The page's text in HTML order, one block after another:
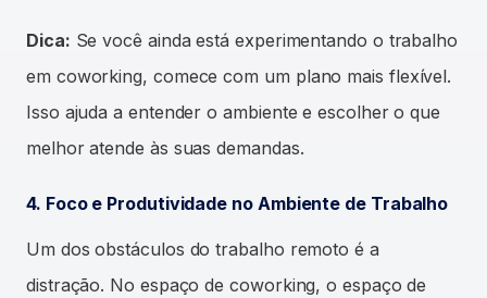
Dica: Se você ainda está experimentando o trabalho
em coworking, comece com um plano mais flexível.
Isso ajuda a entender o ambiente e escolher o que
melhor atende às suas demandas.
4. Foco e Produtividade no Ambiente de Trabalho
Um dos obstáculos do trabalho remoto é a
distração. No espaço de coworking, o espaço de